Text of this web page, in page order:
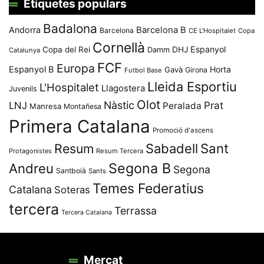
Etiquetes populars
Andorra Badalona Barcelona Barcelona B CE L'Hospitalet Copa
Catalunya Copa del Rei Cornellà Damm DHJ Espanyol
Espanyol B Europa FCF Futbol Base Gavà Girona Horta
Juvenils L'Hospitalet Llagostera Lleida Esportiu
LNJ Manresa Montañesa Nàstic Olot Peralada Prat
Primera Catalana Promoció d'ascens
Protagonistes Resum Resum Tercera Sabadell Sant
Andreu Santboià Sants Segona B Segona
Catalana Soteras Temes Federatius
tercera Tercera Catalana Terrassa
Mercat